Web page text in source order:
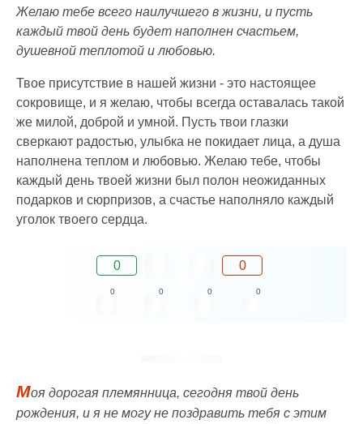
Желаю тебе всего наилучшего в жизни, и пусть
каждый твой день будет наполнен счастьем,
душевной теплотой и любовью.
Твое присутствие в нашей жизни - это настоящее
сокровище, и я желаю, чтобы всегда оставалась такой
же милой, доброй и умной. Пусть твои глазки
сверкают радостью, улыбка не покидает лица, а душа
наполнена теплом и любовью. Желаю тебе, чтобы
каждый день твоей жизни был полон неожиданных
подарков и сюрпризов, а счастье наполняло каждый
уголок твоего сердца.
0 0
0 0 0 0
Моя дорогая племянница, сегодня твой день
рождения, и я не могу не поздравить тебя с этим